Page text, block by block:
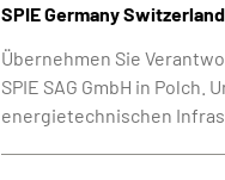
SPIE Germany
Übernehmen Sie
SPIE SAG GmbH in
energietechnischen